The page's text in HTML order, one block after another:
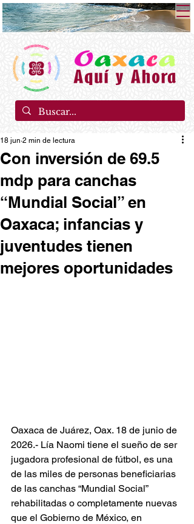
Con inversión de 69.5
mdp para canchas
“Mundial Social” en
Oaxaca; infancias y
juventudes tienen
mejores oportunidades
18 jun 2 min de lectura
Oaxaca de Juárez, Oax. 18 de junio de
2026.- Lía Naomi tiene el sueño de ser
jugadora profesional de fútbol, es una
de las miles de personas beneficiarias
de las canchas “Mundial Social”
rehabilitadas o completamente nuevas
que el Gobierno de México, en